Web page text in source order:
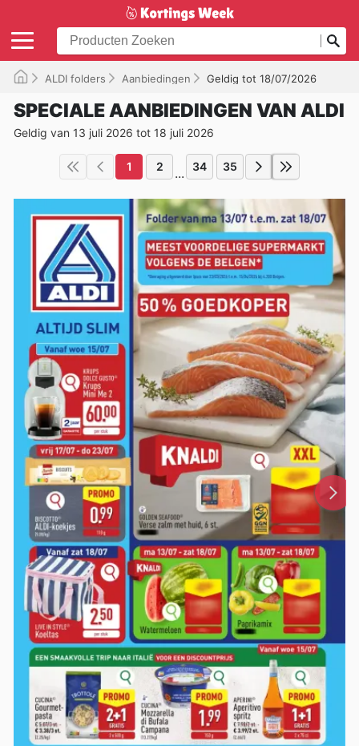
ALDI folders Aanbiedingen Geldig tot 18/07/2026
SPECIALE AANBIEDINGEN VAN ALDI
Geldig van 13 juli 2026 tot 18 juli 2026
1 2 ... 34 35